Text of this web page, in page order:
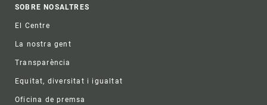
Footer
SOBRE NOSALTRES
El Centre
La nostra gent
Transparència
Equitat, diversitat i igualtat
Oficina de premsa